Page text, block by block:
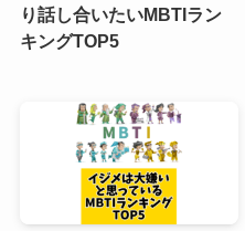
り話し合いたいMBTIラン
キングTOP5